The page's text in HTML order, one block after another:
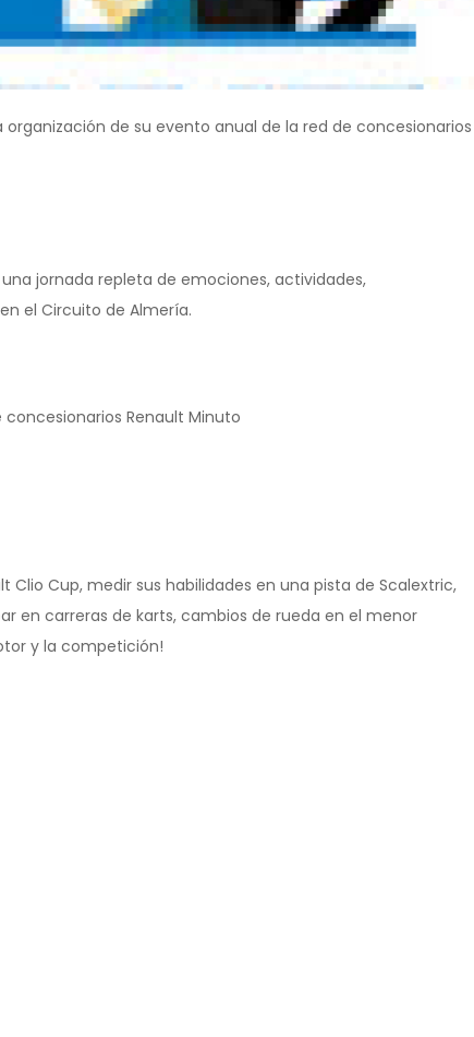
de su evento anual de la red de concesionarios
jornada repleta de emociones, actividades,
el Circuito de Almería.
Renault Minuto
Clio Cup, medir sus habilidades en una pista de Scalextric,
en carreras de karts, cambios de rueda en el menor
y la competición!